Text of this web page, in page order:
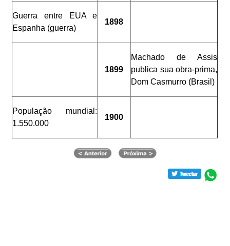
Guerra entre EUA e
Espanha (guerra)
1898
1899
Machado de Assis
publica sua obra-prima,
Dom Casmurro (Brasil)
População mundial:
1.550.000
1900